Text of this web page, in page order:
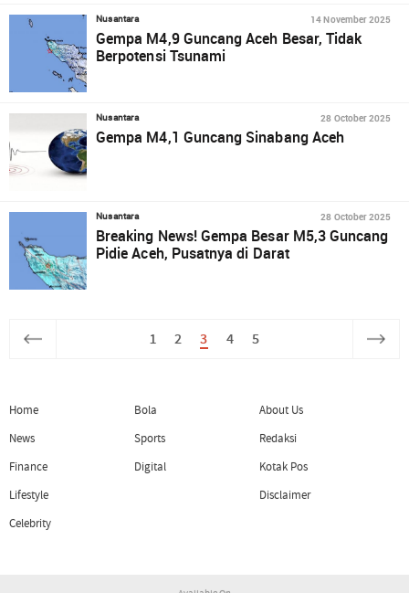
Nusantara 14 November 2025
Gempa M4,9 Guncang Aceh Besar, Tidak
Berpotensi Tsunami
Nusantara 28 October 2025
Gempa M4,1 Guncang Sinabang Aceh
Nusantara 28 October 2025
Breaking News! Gempa Besar M5,3 Guncang
Pidie Aceh, Pusatnya di Darat
1 2 3 4 5
Home
News
Finance
Lifestyle
Celebrity
Bola
Sports
Digital
About Us
Redaksi
Kotak Pos
Disclaimer